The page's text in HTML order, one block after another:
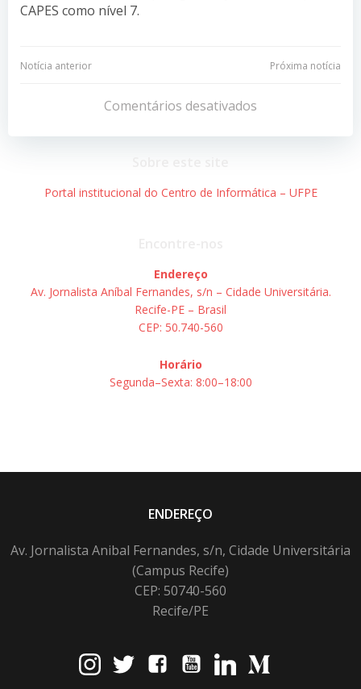
CAPES como nível 7.
Navegação
Post
Notícia anterior
Navegação
de
Post
Próxima notícia
Comentários desativados
Portal institucional do Centro de Informática – UFPE
Endereço
Av. Jornalista Aníbal Fernandes, s/n – Cidade Universitária.
Recife-PE – Brasil
CEP: 50.740-560
Horário
Segunda–Sexta: 8:00–18:00
ENDEREÇO
Av. Jornalista Anibal Fernandes, s/n, Cidade Universitária
(Campus Recife)
CEP: 50740-560
Recife/PE